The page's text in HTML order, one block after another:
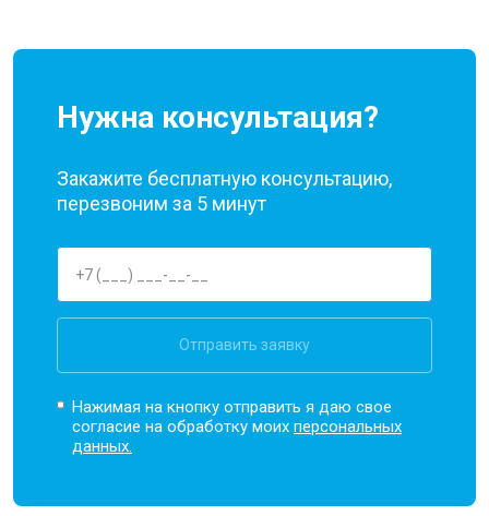
Нужна консультация?
Закажите бесплатную консультацию,
перезвоним за 5 минут
Отправить заявку
Нажимая на кнопку отправить я даю свое
согласие на обработку моихперсональных
данных.